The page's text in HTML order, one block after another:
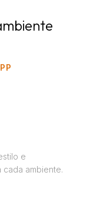
e
ambiente.